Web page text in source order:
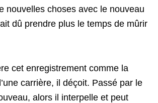
nouvelles choses avec le nouveau
dû prendre plus le temps de mûrir
cet enregistrement comme la
carrière, il déçoit. Passé par le
alors il interpelle et peut